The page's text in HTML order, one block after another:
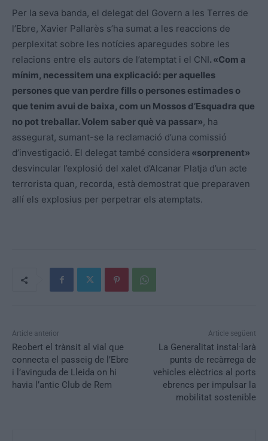
Per la seva banda, el delegat del Govern a les Terres de
l’Ebre, Xavier Pallarès s’ha sumat a les reaccions de
perplexitat sobre les notícies aparegudes sobre les
relacions entre els autors de l’atemptat i el CNI. «Com a
mínim, necessitem una explicació: per aquelles
persones que van perdre fills o persones estimades o
que tenim avui de baixa, com un Mossos d’Esquadra que
no pot treballar. Volem saber què va passar», ha
assegurat, sumant-se la reclamació d’una comissió
d’investigació. El delegat també considera «sorprenent»
desvincular l’explosió del xalet d’Alcanar Platja d’un acte
terrorista quan, recorda, està demostrat que preparaven
allí els explosius per perpetrar els atemptats.
Article anterior
Reobert el trànsit al vial que
connecta el passeig de l’Ebre
i l’avinguda de Lleida on hi
havia l’antic Club de Rem
Article següent
La Generalitat instal·larà
punts de recàrrega de
vehicles elèctrics al ports
ebrencs per impulsar la
mobilitat sostenible